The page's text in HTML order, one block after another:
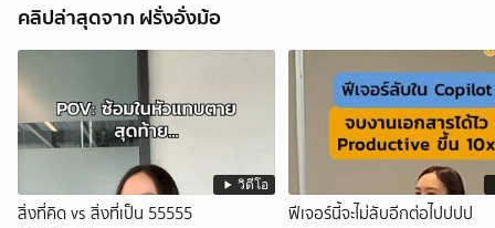
คลิปล่าสุดจาก ฝรั่งอั่งม้อ
วิดีโอ
สิ่งที่คิด vs สิ่งที่เป็น 55555 ฟีเจอร์นี้จะไม่ลับอีกต่อไปปปป